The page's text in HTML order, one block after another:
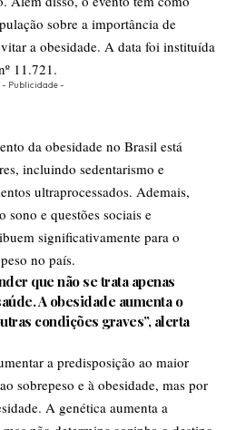
sobre a importância de
a obesidade. A data foi instituída
11.721.
- Publicidade -
da obesidade no Brasil está
incluindo sedentarismo e
ultraprocessados. Ademais,
sono e questões sociais e
significativamente para o
no país.
que não se trata apenas
A obesidade aumenta o
condições graves”, alerta
a predisposição ao maior
sobrepeso e à obesidade, mas por
A genética aumenta a